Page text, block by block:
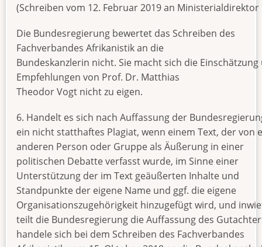
(Schreiben vom 12. Februar 2019 an Ministerialdirektor
Die Bundesregierung bewertet das Schreiben des
Fachverbandes Afrikanistik an die
Bundeskanzlerin nicht. Sie macht sich die Einschätzung
Empfehlungen von Prof. Dr. Matthias
Theodor Vogt nicht zu eigen.
6. Handelt es sich nach Auffassung der
ein nicht statthaftes Plagiat, wenn einem Text, der von
anderen Person oder Gruppe als Äußerung in einer
politischen Debatte verfasst wurde, im Sinne einer
Unterstützung der im Text geäußerten Inhalte und
Standpunkte der eigene Name und ggf. die eigene
Organisationszugehörigkeit hinzugefügt wird, und
teilt die Bundesregierung die Auffassung des
handele sich bei dem Schreiben des Fachverbandes